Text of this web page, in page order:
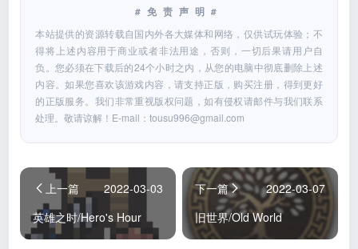
#免责声明#
本站提供的资源转载自国内外各大媒体和网络，仅供试玩体验；不
得将上述内容用于商业或者非法用途，否则，一切后果请用户自
负。您必须在下载后的24个小时之内，从您的电脑中彻底删除上述
内容。如果您喜欢该游戏内容，请支持正版，购买注册，得到更好
的正版服务。我们非常重视版权问题，如有侵权请邮件与我们联系
处理。敬请谅解！E-mail：tousu996@gmail.com
上一篇
2022-03-03
英雄之时/Hero's Hour
下一篇
2022-03-07
旧世界/Old World